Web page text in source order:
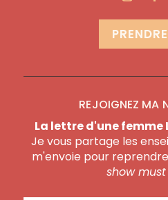
REJOIGNEZ MA
La lettre d'une femme
Je vous partage les
m'envoie pour
show